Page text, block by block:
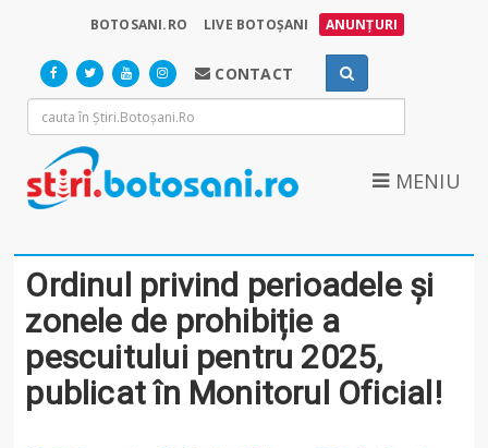
BOTOSANI.RO LIVE BOTOȘANI ANUNȚURI
CONTACT
MENIU
Ordinul privind perioadele și
zonele de prohibiție a
pescuitului pentru 2025,
publicat în Monitorul Oficial!